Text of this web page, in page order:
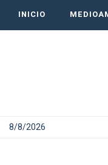
INICIO
8/8/2026